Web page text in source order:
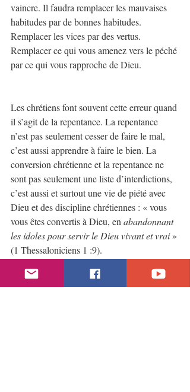
vaincre. Il faudra remplacer les mauvaises
habitudes par de bonnes habitudes.
Remplacer les vices par des vertus.
Remplacer ce qui vous amenez vers le péché
par ce qui vous rapproche de Dieu.
Les chrétiens font souvent cette erreur quand
il s’agit de la repentance. La repentance
n’est pas seulement cesser de faire le mal,
c’est aussi apprendre à faire le bien. La
conversion chrétienne et la repentance ne
sont pas seulement une liste d’interdictions,
c’est aussi et surtout une vie de piété avec
Dieu et des discipline chrétiennes : « vous
vous êtes convertis à Dieu, en abandonnant
les idoles pour servir le Dieu vivant et vrai »
(1 Thessaloniciens 1 :9).